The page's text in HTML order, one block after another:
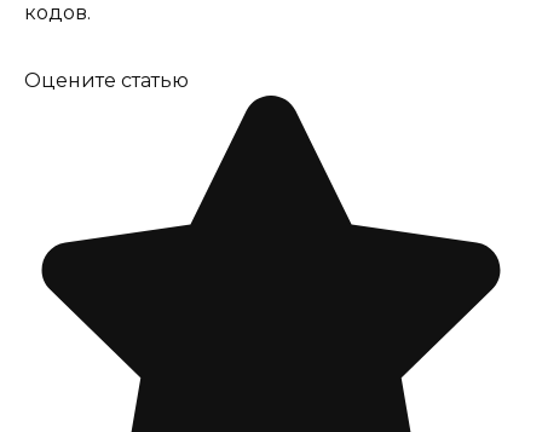
кодов.
Оцените статью